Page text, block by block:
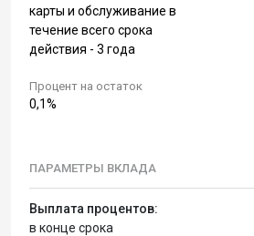
карты и обслуживание в
течение всего срока
действия - 3 года
Процент на остаток
0,1%
ПАРАМЕТРЫ ВКЛАДА
Выплата процентов:
в конце срока